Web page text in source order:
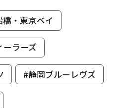
・東京ベイ
ーラーズ
#静岡ブルーレヴズ